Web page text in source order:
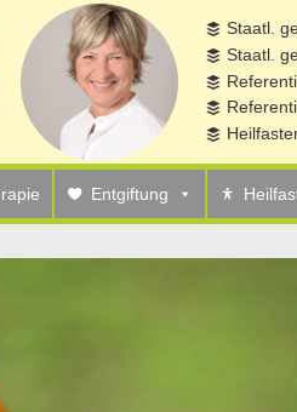
Staatl.
Staatl.
Entgiftung
– 13.03.26 Niederalteich